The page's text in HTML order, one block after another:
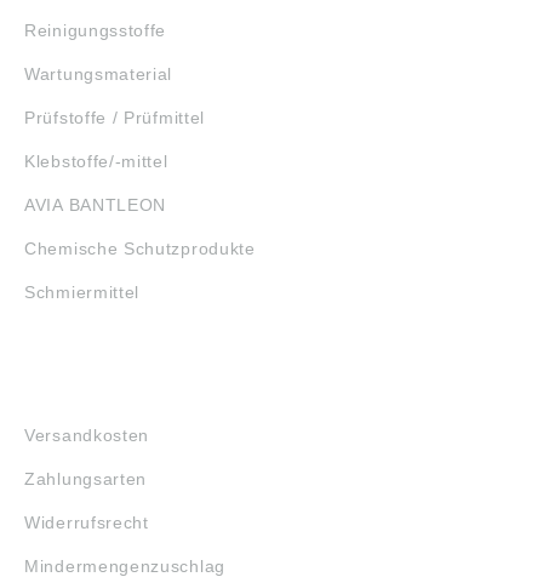
Reinigungsstoffe
Wartungsmaterial
Prüfstoffe / Prüfmittel
Klebstoffe/-mittel
AVIA BANTLEON
Chemische Schutzprodukte
Schmiermittel
Versandkosten
Zahlungsarten
Widerrufsrecht
Mindermengenzuschlag